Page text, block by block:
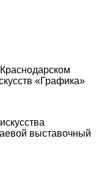
«Графика»
выставочный